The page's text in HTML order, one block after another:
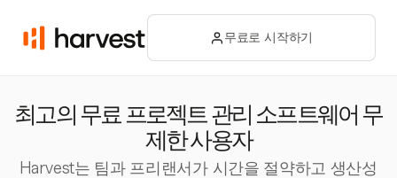
무료로 시작하기
최고의 무료 프로젝트 관리 소프트웨어 무
제한 사용자
Harvest는 팀과 프리랜서가 시간을 절약하고 생산성